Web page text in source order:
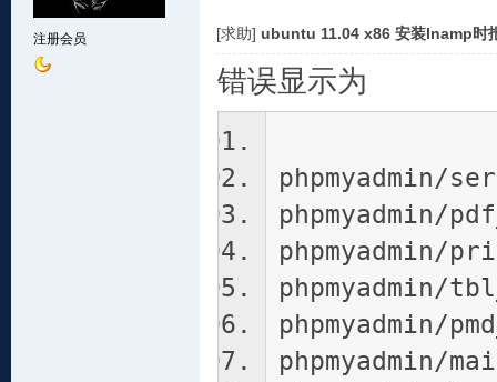
注册会员 [求助] ubuntu 11.04 x86 安装lnamp时
错误显示为
phpmyadmin/
phpmyadmin/
phpmyadmin/
phpmyadmin/
phpmyadmin/
phpmyadmin/